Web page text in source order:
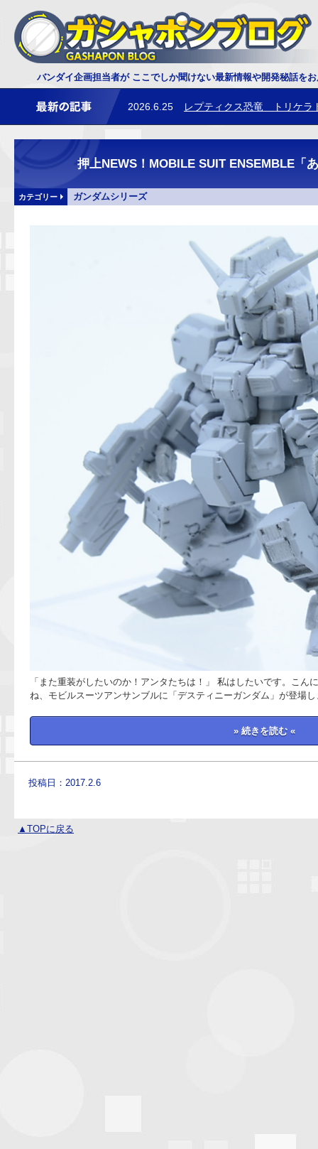
バンダイ企画担当者が ここでしか聞けない最新情報や開発秘話を
2026.7.3 ダイオウサソリ 鋏角について
2026.6.25 レプティクス恐竜 トリケラ
押上NEWS！MOBILE SUIT ENSEMBLE「
カテゴリー ガンダムシリーズ
「また重装がしたいのか！アンタたちは！」 私はしたいです。
ね、モビルスーツアンサンブルに「デスティニーガンダム」が登場
» 続きを読む «
投稿日：2017.2.6
▲TOPに戻る